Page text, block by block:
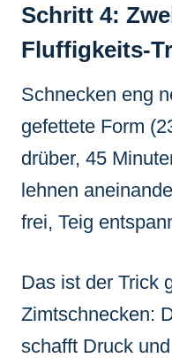
Schritt 4:
Fluffigkeits-
Schnecken eng
gefettete Form
drüber, 45
lehnen
frei, Teig
Das ist der Trick
Zimtschnecken:
schafft Druck